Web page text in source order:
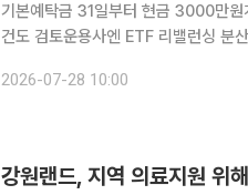
기본예탁금 31일부터 현금 3000만
건도 검토운용사엔 ETF 리밸런싱 분산 당부
비롯한 추가 규제를 검토하겠다고 밝
2026-07-28 10:00
강원랜드, 지역 의료지원 위